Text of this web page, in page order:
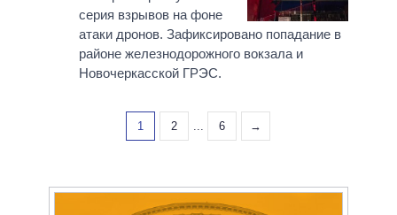
серия взрывов на фоне
атаки дронов. Зафиксировано попадание в
районе железнодорожного вокзала и
Новочеркасской ГРЭС.
1 2 ... 6 →